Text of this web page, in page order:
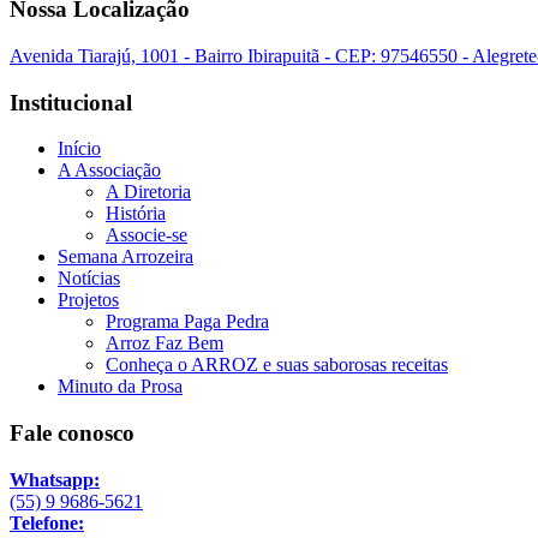
Nossa Localização
Avenida Tiarajú, 1001 - Bairro Ibirapuitã - CEP: 97546550 -
Institucional
Início
A Associação
A Diretoria
História
Associe-se
Semana Arrozeira
Notícias
Projetos
Programa Paga Pedra
Arroz Faz Bem
Conheça o ARROZ e suas saborosas receitas
Minuto da Prosa
Fale conosco
Whatsapp:
(55) 9 9686-5621
Telefone: